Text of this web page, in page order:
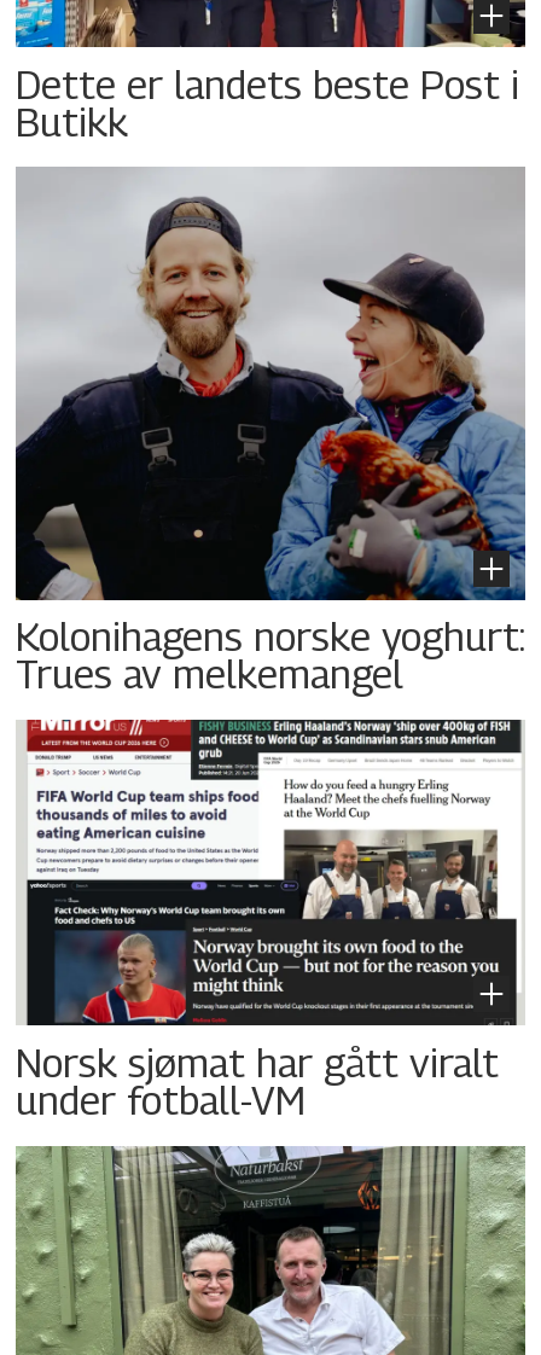
Dette er landets beste Post i
Butikk
Kolonihagens norske yoghurt:
Trues av melkemangel
Norsk sjømat har gått viralt
under fotball-VM